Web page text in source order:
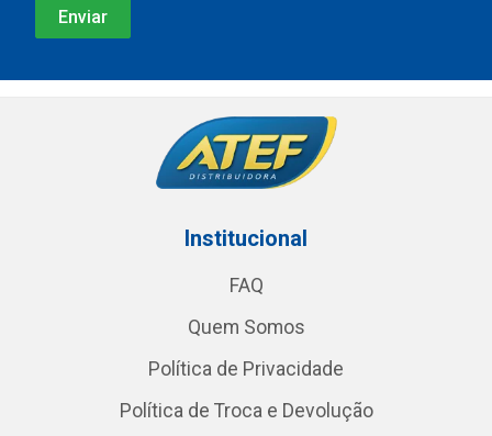
Institucional
FAQ
Quem Somos
Política de Privacidade
Política de Troca e Devolução